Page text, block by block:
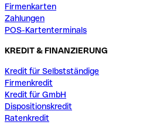
Firmenkarten
Zahlungen
POS-Kartenterminals
KREDIT & FINANZIERUNG
Kredit für Selbstständige
Firmenkredit
Kredit für GmbH
Dispositionskredit
Ratenkredit